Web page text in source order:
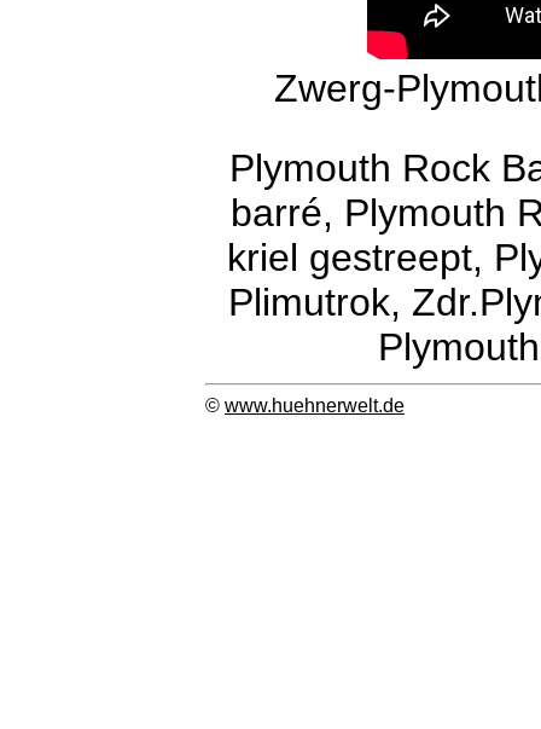
Zwerg-
Plymouth Rock
barré, Plymouth
kriel gestreept,
Plimutrok,
© www.huehnerwelt.de